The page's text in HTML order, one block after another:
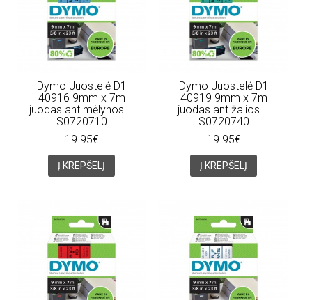
Dymo Juostelė D1
40916 9mm x 7m
juodas ant mėlynos –
S0720710
19.95€
Į KREPŠELĮ
Dymo Juostelė D1
40919 9mm x 7m
juodas ant žalios –
S0720740
19.95€
Į KREPŠELĮ